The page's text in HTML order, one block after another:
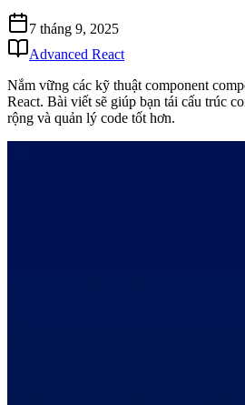
7 tháng 9, 2025
Advanced React
Nắm vững các kỹ thuật component
React. Bài viết sẽ giúp bạn tái cấu trúc
rộng và quản lý code tốt hơn.